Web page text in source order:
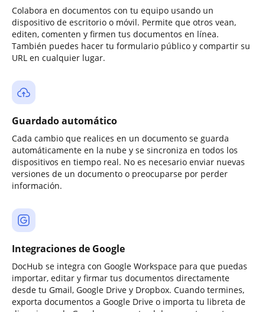
Colabora en documentos con tu equipo usando un
dispositivo de escritorio o móvil. Permite que otros vean,
editen, comenten y firmen tus documentos en línea.
También puedes hacer tu formulario público y compartir su
URL en cualquier lugar.
Guardado automático
Cada cambio que realices en un documento se guarda
automáticamente en la nube y se sincroniza en todos los
dispositivos en tiempo real. No es necesario enviar nuevas
versiones de un documento o preocuparse por perder
información.
Integraciones de Google
DocHub se integra con Google Workspace para que puedas
importar, editar y firmar tus documentos directamente
desde tu Gmail, Google Drive y Dropbox. Cuando termines,
exporta documentos a Google Drive o importa tu libreta de